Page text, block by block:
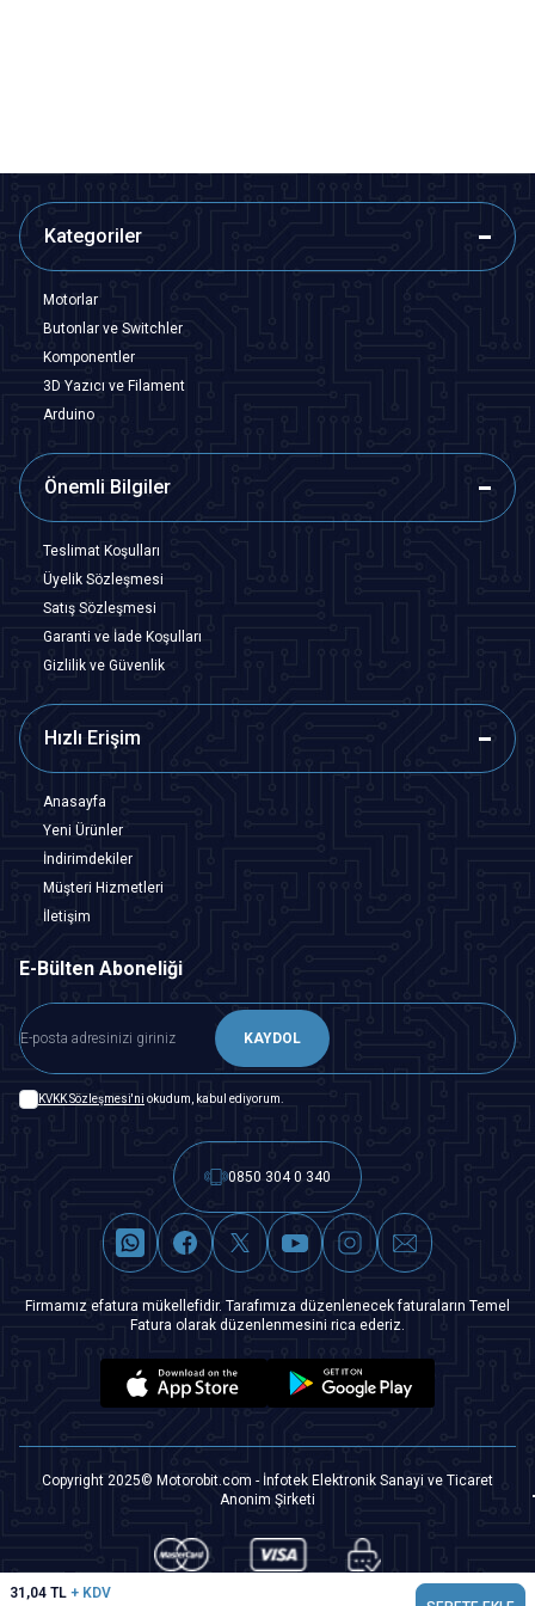
31,04 TL + KDV
Kategoriler
Motorlar
Butonlar ve Switchler
Komponentler
3D Yazıcı ve Filament
Arduino
Önemli Bilgiler
Teslimat Koşulları
Üyelik Sözleşmesi
Satış Sözleşmesi
Garanti ve İade Koşulları
Gizlilik ve Güvenlik
Hızlı Erişim
Anasayfa
Yeni Ürünler
İndirimdekiler
Müşteri Hizmetleri
İletişim
E-Bülten Aboneliği
KAYDOL
KVKK Sözleşmesi'ni okudum, kabul ediyorum.
0850 304 0 340
Firmamız efatura mükellefidir. Tarafımıza düzenlenecek faturaların Temel
Fatura olarak düzenlenmesini rica ederiz.
Copyright 2025© Motorobit.com - İnfotek Elektronik Sanayi ve Ticaret
Anonim Şirketi